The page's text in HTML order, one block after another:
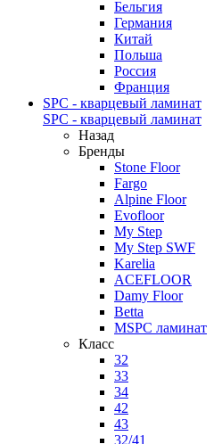
Бельгия
Германия
Китай
Польша
Россия
Франция
SPC - кварцевый ламинат
SPC - кварцевый ламинат
Назад
Бренды
Stone Floor
Fargo
Alpine Floor
Evofloor
My Step
My Step SWF
Karelia
ACEFLOOR
Damy Floor
Betta
MSPC ламинат
Класс
32
33
34
42
43
32/41